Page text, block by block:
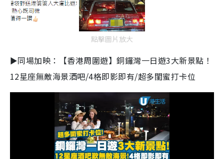
點擊圖片放大
►同場加映：【香港周圍遊】銅鑼灣一日遊3大新景點！
12星座無敵海景酒吧/4格即影即有/超多閨蜜打卡位